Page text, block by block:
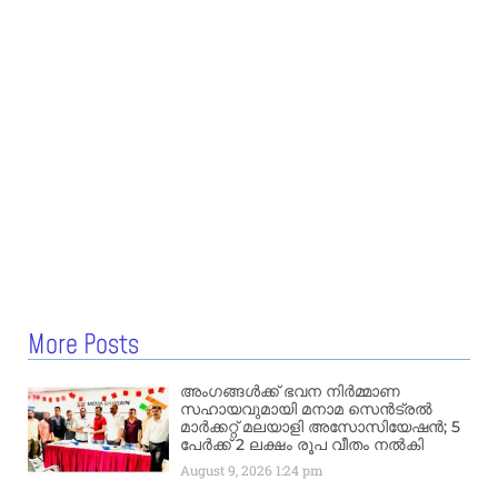
More Posts
അംഗങ്ങൾക്ക് ഭവന നിർമ്മാണ
സഹായവുമായി മനാമ സെൻട്രൽ
മാർക്കറ്റ് മലയാളി അസോസിയേഷൻ; 5
പേർക്ക് 2 ലക്ഷം രൂപ വീതം നൽകി
August 9, 2026 1:24 pm